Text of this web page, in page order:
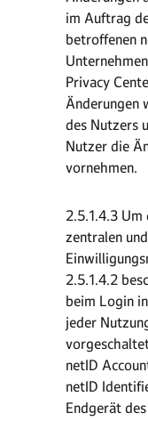
im Auftrag
betroffenen
Privacy
Änderungen
des Nutzers
Nutzer die
vornehmen.
2.5.1.4.3
zentralen
2.5.1.4.2
beim Login
jeder
netID
netID
Endgerät